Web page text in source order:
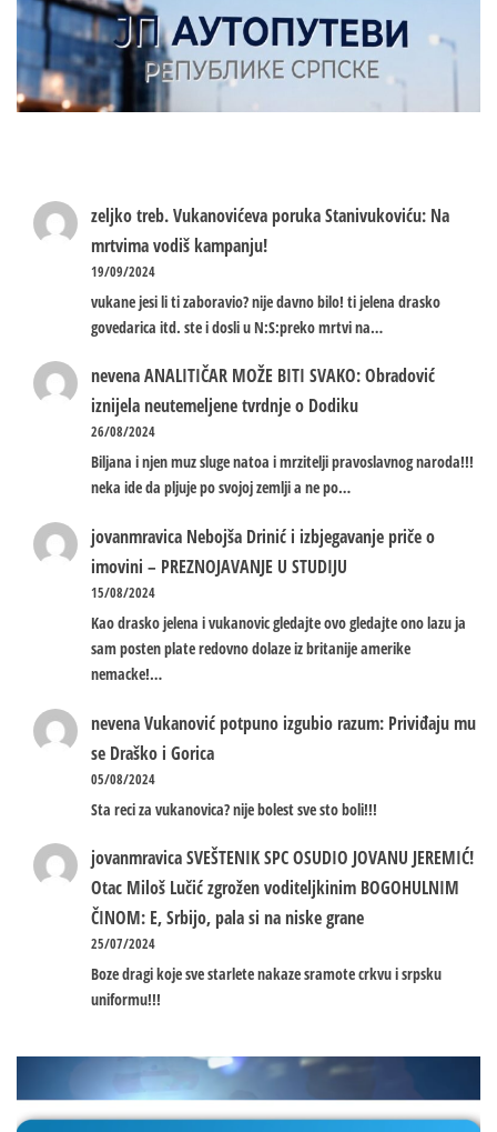
zeljko treb.Vukanovićeva poruka Stanivukoviću: Na
mrtvima vodiš kampanju!
19/09/2024
vukane jesi li ti zaboravio? nije davno bilo! ti jelena drasko
govedarica itd. ste i dosli u N:S:preko mrtvi na…
nevenaANALITIČAR MOŽE BITI SVAKO: Obradović
iznijela neutemeljene tvrdnje o Dodiku
26/08/2024
Biljana i njen muz sluge natoa i mrzitelji pravoslavnog naroda!!!
neka ide da pljuje po svojoj zemlji a ne po…
jovanmravica Nebojša Drinić i izbjegavanje priče o
imovini – PREZNOJAVANJE U STUDIJU
15/08/2024
Kao drasko jelena i vukanovic gledajte ovo gledajte ono lazu ja
sam posten plate redovno dolaze iz britanije amerike
nemacke!…
nevenaVukanović potpuno izgubio razum: Priviđaju mu
se Draško i Gorica
05/08/2024
Sta reci za vukanovica? nije bolest sve sto boli!!!
jovanmravicaSVEŠTENIK SPC OSUDIO JOVANU JEREMIĆ!
Otac Miloš Lučić zgrožen voditeljkinim BOGOHULNIM
ČINOM: E, Srbijo, pala si na niske grane
25/07/2024
Boze dragi koje sve starlete nakaze sramote crkvu i srpsku
uniformu!!!